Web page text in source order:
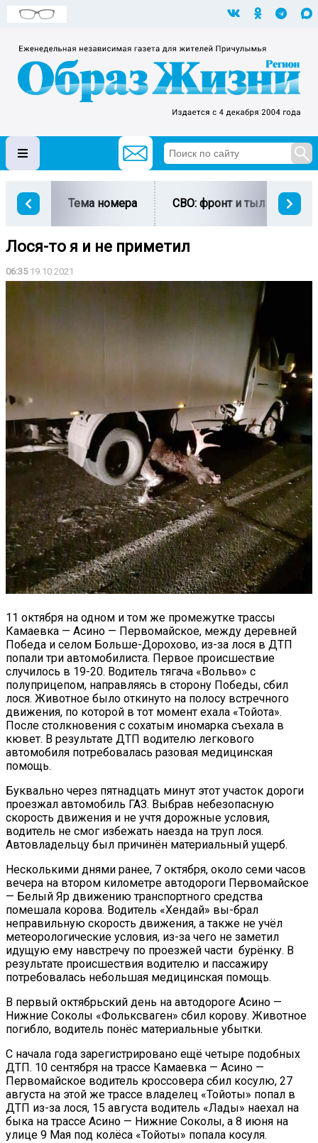
Тема номера СВО: фронт и тыл
Лося-то я и не приметил
06:3519.10.2021
11 октября на одном и том же промежутке трассы
Камаевка — Асино — Первомайское, между деревней
Победа и селом Больше-Дорохово, из-за лося в ДТП
попали три автомобилиста. Первое происшествие
случилось в 19-20. Водитель тягача «Вольво» с
полуприцепом, направляясь в сторону Победы, сбил
лося. Животное было откинуто на полосу встречного
движения, по которой в тот момент ехала «Тойота».
После столкновения с сохатым иномарка съехала в
кювет. В результате ДТП водителю легкового
автомобиля потребовалась разовая медицинская
помощь.
Буквально через пятнадцать минут этот участок дороги
проезжал автомобиль ГАЗ. Выбрав небезопасную
скорость движения и не учтя дорожные условия,
водитель не смог избежать наезда на труп лося.
Автовладельцу был причинён материальный ущерб.
Несколькими днями ранее, 7 октября, около семи часов
вечера на втором километре автодороги Первомайское
— Белый Яр движению транспортного средства
помешала корова. Водитель «Хендай» вы-брал
неправильную скорость движения, а также не учёл
метеорологические условия, из-за чего не заметил
идущую ему навстречу по проезжей части бурёнку. В
результате происшествия водителю и пассажиру
потребовалась небольшая медицинская помощь.
В первый октябрьский день на автодороге Асино —
Нижние Соколы «Фольксваген» сбил корову. Животное
погибло, водитель понёс материальные убытки.
С начала года зарегистрировано ещё четыре подобных
ДТП. 10 сентября на трассе Камаевка — Асино —
Первомайское водитель кроссовера сбил косулю, 27
августа на этой же трассе владелец «Тойоты» попал в
ДТП из-за лося, 15 августа водитель «Лады» наехал на
быка на трассе Асино — Нижние Соколы, а 8 июня на
улице 9 Мая под колёса «Тойоты» попала косуля.